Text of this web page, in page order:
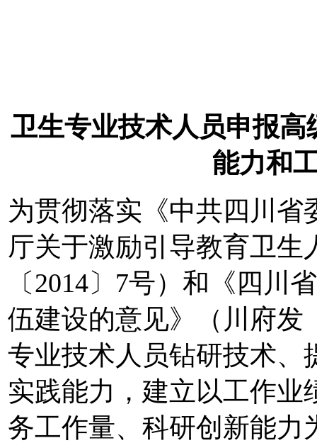
卫生专业技术人员申报
能力和
为贯彻落实《中共四川
厅关于激励引导教育卫
〔2014〕7号）和《四川
伍建设的意见》（川府发
专业技术人员钻研技术、
实践能力，建立以工作业
务工作量、科研创新能力